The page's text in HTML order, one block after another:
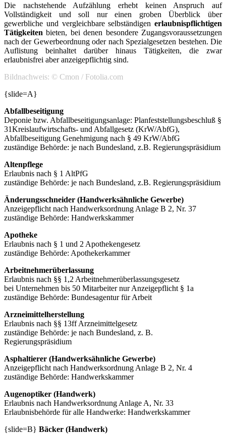
Die nachstehende Aufzählung erhebt keinen Anspruch auf
Vollständigkeit und soll nur einen groben Überblick über
gewerbliche und vergleichbare selbständigen erlaubnispflichtigen
Tätigkeiten bieten, bei denen besondere Zugangsvoraussetzungen
nach der Gewerbeordnung oder nach Spezialgesetzen bestehen. Die
Auflistung beinhaltet darüber hinaus Tätigkeiten, die zwar
erlaubnisfrei aber anzeigepflichtig sind.
Bildnachweis: © Cmon / Fotolia.com
{slide=A}
Abfallbeseitigung
Deponie bzw. Abfallbeseitigungsanlage: Planfeststellungsbeschluß §
31Kreislaufwirtschafts- und Abfallgesetz (KrW/AbfG),
Abfallbeseitigung Genehmigung nach § 49 KrW/AbfG
zuständige Behörde: je nach Bundesland, z.B. Regierungspräsidium
Altenpflege
Erlaubnis nach § 1 AltPfG
zuständige Behörde: je nach Bundesland, z.B. Regierungspräsidium
Änderungsschneider (Handwerksähnliche Gewerbe)
Anzeigepflicht nach Handwerksordnung Anlage B 2, Nr. 37
zuständige Behörde: Handwerkskammer
Apotheke
Erlaubnis nach § 1 und 2 Apothekengesetz
zuständige Behörde: Apothekerkammer
Arbeitnehmerüberlassung
Erlaubnis nach §§ 1,2 Arbeitnehmerüberlassungsgesetz
bei Unternehmen bis 50 Mitarbeiter nur Anzeigepflicht § 1a
zuständige Behörde: Bundesagentur für Arbeit
Arzneimittelherstellung
Erlaubnis nach §§ 13ff Arzneimittelgesetz
zuständige Behörde: je nach Bundesland, z. B.
Regierungspräsidium
Asphaltierer (Handwerksähnliche Gewerbe)
Anzeigepflicht nach Handwerksordnung Anlage B 2, Nr. 4
zuständige Behörde: Handwerkskammer
Augenoptiker (Handwerk)
Erlaubnis nach Handwerksordnung Anlage A, Nr. 33
Erlaubnisbehörde für alle Handwerke: Handwerkskammer
{slide=B} Bäcker (Handwerk)